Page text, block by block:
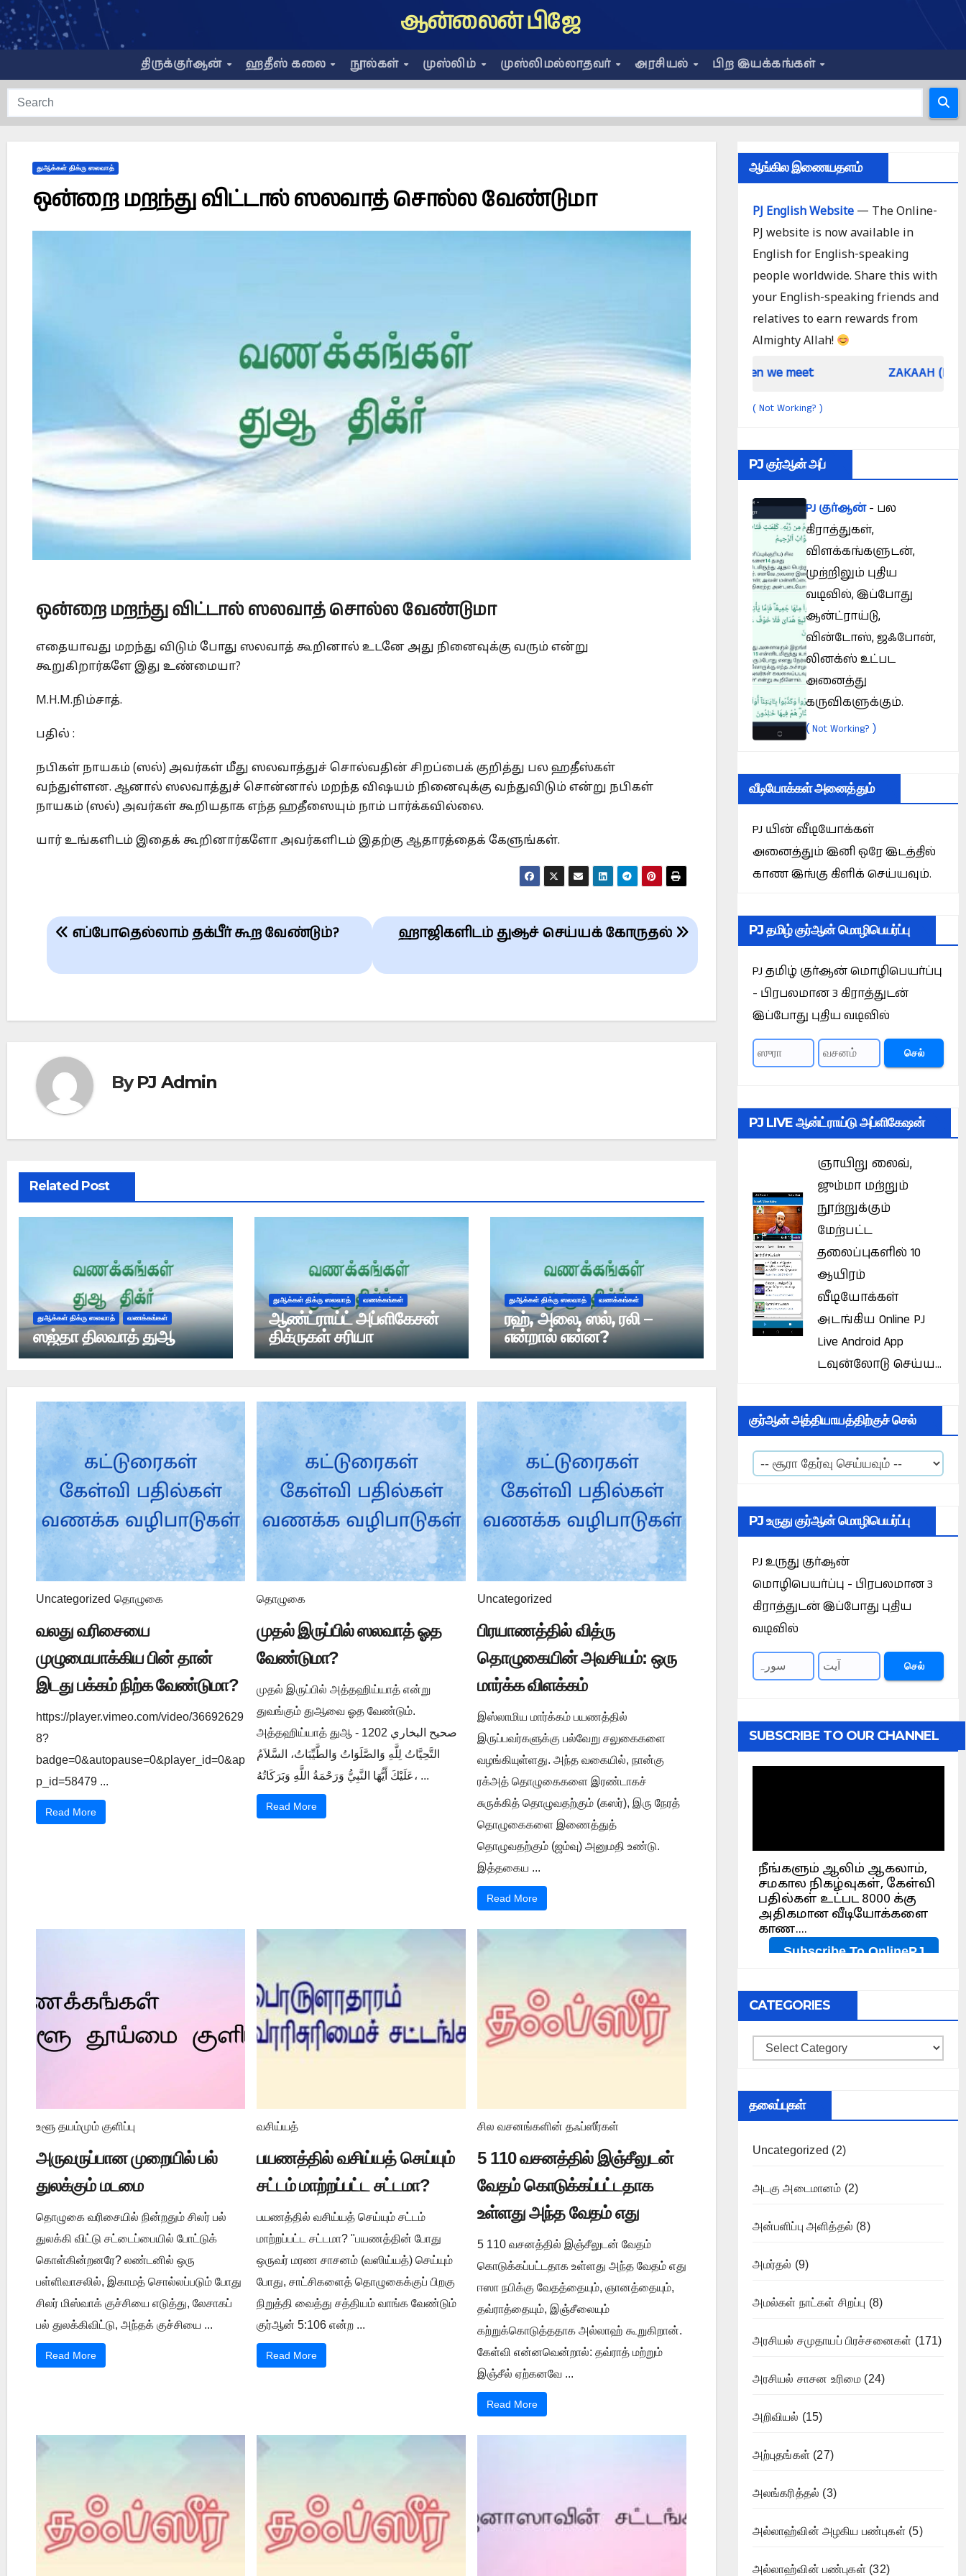
Skip
to
content
ஆன்லைன் பிஜே
திருக்குர்ஆன் ஹதீஸ் கலை நூல்கள் முஸ்லிம் முஸ்லிமல்லாதவர் அரசியல் பிற இயக்கங்கள்
துஆக்கள் திக்ரு ஸலவாத்
ஒன்றை மறந்து விட்டால் ஸலவாத் சொல்ல வேண்டுமா
ஒன்றை மறந்து விட்டால் ஸலவாத் சொல்ல வேண்டுமா
எதையாவது மறந்து விடும் போது ஸலவாத் கூறினால் உடனே அது நினைவுக்கு வரும் என்று
கூறுகிறார்களே இது உண்மையா?
M.H.M.நிம்சாத்.
பதில் :
நபிகள் நாயகம் (ஸல்) அவர்கள் மீது ஸலவாத்துச் சொல்வதின் சிறப்பைக் குறித்து பல ஹதீஸ்கள்
வந்துள்ளன. ஆனால் ஸலவாத்துச் சொன்னால் மறந்த விஷயம் நினைவுக்கு வந்துவிடும் என்று நபிகள்
நாயகம் (ஸல்) அவர்கள் கூறியதாக எந்த ஹதீஸையும் நாம் பார்க்கவில்லை.
யார் உங்களிடம் இதைக் கூறினார்களோ அவர்களிடம் இதற்கு ஆதாரத்தைக் கேளுங்கள்.
Post
navigation
ஹாஜிகளிடம் துஆச் செய்யக் கோருதல்
எப்போதெல்லாம் தக்பீர் கூற வேண்டும்?
ByPJ Admin
Related Post
துஆக்கள் திக்ரு ஸலவாத் வணக்கங்கள்
ஸஜ்தா திலவாத் துஆ
துஆக்கள் திக்ரு ஸலவாத் வணக்கங்கள்
ஆண்ட்ராய்ட் அப்ளிகேசன்
திக்ருகள் சரியா
துஆக்கள் திக்ரு ஸலவாத் வணக்கங்கள்
ரஹ், அலை, ஸல், ரலி –
என்றால் என்ன?
Uncategorized தொழுகை
வலது வரிசையை
முழுமையாக்கிய பின் தான்
இடது பக்கம் நிற்க வேண்டுமா?
https://player.vimeo.com/video/36692629
8?
badge=0&autopause=0&player_id=0&ap
p_id=58479 ...
Read More
தொழுகை
முதல் இருப்பில் ஸலவாத் ஓத
வேண்டுமா?
முதல் இருப்பில் அத்தஹிய்யாத் என்று
துவங்கும் துஆவை ஓத வேண்டும்.
அத்தஹிய்யாத் துஆ صحيح البخاري 1202 -
التَّحِيَّاتُ لِلَّهِ وَالصَّلَوَاتُ وَالطَّيِّبَاتُ، السَّلاَمُ
عَلَيْكَ أَيُّهَا النَّبِيُّ وَرَحْمَةُ اللَّهِ وَبَرَكَاتُهُ، ...
Read More
Uncategorized
பிரயாணத்தில் வித்ரு
தொழுகையின் அவசியம்: ஒரு
மார்க்க விளக்கம்
இஸ்லாமிய மார்க்கம் பயணத்தில்
இருப்பவர்களுக்கு பல்வேறு சலுகைகளை
வழங்கியுள்ளது. அந்த வகையில், நான்கு
ரக்அத் தொழுகைகளை இரண்டாகச்
சுருக்கித் தொழுவதற்கும் (கஸர்), இரு நேரத்
தொழுகைகளை இணைத்துத்
தொழுவதற்கும் (ஜம்வு) அனுமதி உண்டு.
இத்தகைய ...
Read More
உளூ தயம்மும் குளிப்பு
அருவருப்பான முறையில் பல்
துலக்கும் மடமை
தொழுகை வரிசையில் நின்றதும் சிலர் பல்
துலக்கி விட்டு சட்டைப்பையில் போட்டுக்
கொள்கின்றனரே? லண்டனில் ஒரு
பள்ளிவாசலில், இகாமத் சொல்லப்படும் போது
சிலர் மிஸ்வாக் குச்சியை எடுத்து, லேசாகப்
பல் துலக்கிவிட்டு, அந்தக் குச்சியை ...
Read More
வசிய்யத்
பயணத்தில் வசிய்யத் செய்யும்
சட்டம் மாற்றப்பட்ட சட்டமா?
பயணத்தில் வசிய்யத் செய்யும் சட்டம்
மாற்றப்பட்ட சட்டமா? "பயணத்தின் போது
ஒருவர் மரண சாசனம் (வஸிய்யத்) செய்யும்
போது, சாட்சிகளைத் தொழுகைக்குப் பிறகு
நிறுத்தி வைத்து சத்தியம் வாங்க வேண்டும்
குர்ஆன் 5:106 என்ற ...
Read More
சில வசனங்களின் தஃப்ஸீர்கள்
5 110 வசனத்தில் இஞ்சீலுடன்
வேதம் கொடுக்கப்பட்டதாக
உள்ளது அந்த வேதம் எது
5 110 வசனத்தில் இஞ்சீலுடன் வேதம்
கொடுக்கப்பட்டதாக உள்ளது அந்த வேதம் எது
ஈஸா நபிக்கு வேதத்தையும், ஞானத்தையும்,
தவ்ராத்தையும், இஞ்சீலையும்
கற்றுக்கொடுத்ததாக அல்லாஹ் கூறுகிறான்.
கேள்வி என்னவென்றால்: தவ்ராத் மற்றும்
இஞ்சீல் ஏற்கனவே ...
Read More
ஆங்கில இணையதளம்
PJ English Website— The Online-
PJ website is now available in
English for English-speaking
people worldwide. Share this with
your English-speaking friends and
relatives to earn rewards from
Almighty Allah!
Did Jesus Resurrect on Sunday or Monday? Is Prophet Muhammad superior to Jesus? When we meet ZAKAAH (In the light of Qur
( Not Working? )
PJ குர்ஆன் அப்
PJ குர்ஆன்- பல
கிராத்துகள்,
விளக்கங்களுடன்,
முற்றிலும் புதிய
வடிவில், இப்போது
ஆன்ட்ராய்டு,
வின்டோஸ், ஜஃபோன்,
லினக்ஸ் உட்பட
அனைத்து
கருவிகளுக்கும்.
(Not Working? )
வீடியோக்கள் அனைத்தும்
PJ யின் வீடியோக்கள்
அனைத்தும் இனி ஒரே இடத்தில்
காண இங்கு கிளிக் செய்யவும்.
PJ தமிழ் குர்ஆன் மொழிபெயர்ப்பு
PJ தமிழ் குர்ஆன் மொழிபெயர்ப்பு
- பிரபலமான 3 கிராத்துடன்
இப்போது புதிய வடிவில்
செல்
PJ LIVE ஆன்ட்ராய்டு அப்ளிகேஷன்
ஞாயிறு லைவ்,
ஜும்மா மற்றும்
நூற்றுக்கும்
மேற்பட்ட
தலைப்புகளில் 10
ஆயிரம்
வீடியோக்கள்
அடங்கிய Online PJ
Live Android App
டவுன்லோடு செய்ய...
குர்ஆன் அத்தியாயத்திற்குச் செல்
PJ உருது குர்ஆன் மொழிபெயர்ப்பு
PJ உருது குர்ஆன்
மொழிபெயர்ப்பு - பிரபலமான 3
கிராத்துடன் இப்போது புதிய
வடிவில்
செல்
SUBSCRIBE TO OUR CHANNEL
CATEGORIES
Categories
தலைப்புகள்
Uncategorized (2)
அடகு அடைமானம் (2)
அன்பளிப்பு அளித்தல் (8)
அமர்தல் (9)
அமல்கள் நாட்கள் சிறப்பு (8)
அரசியல் சமுதாயப் பிரச்சனைகள் (171)
அரசியல் சாசன உரிமை (24)
அறிவியல் (15)
அற்புதங்கள் (27)
அலங்கரித்தல் (3)
அல்லாஹ்வின் அழகிய பண்புகள் (5)
அல்லாஹ்வின் பண்புகள் (32)